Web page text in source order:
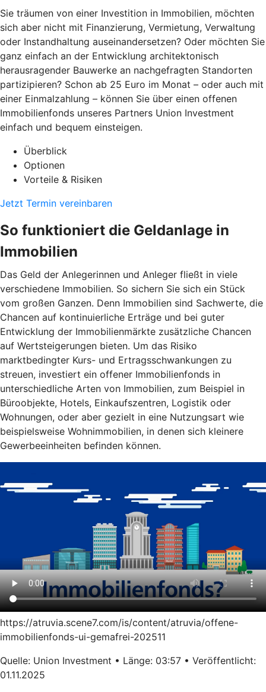
Sie träumen von einer Investition in Immobilien, möchten
sich aber nicht mit Finanzierung, Vermietung, Verwaltung
oder Instandhaltung auseinandersetzen? Oder möchten Sie
ganz einfach an der Entwicklung architektonisch
herausragender Bauwerke an nachgefragten Standorten
partizipieren? Schon ab 25 Euro im Monat – oder auch mit
einer Einmalzahlung – können Sie über einen offenen
Immobilienfonds unseres Partners Union Investment
einfach und bequem einsteigen.
Überblick
Optionen
Vorteile & Risiken
Jetzt Termin vereinbaren
So funktioniert die Geldanlage in
Immobilien
Das Geld der Anlegerinnen und Anleger fließt in viele
verschiedene Immobilien. So sichern Sie sich ein Stück
vom großen Ganzen. Denn Immobilien sind Sachwerte, die
Chancen auf kontinuierliche Erträge und bei guter
Entwicklung der Immobilienmärkte zusätzliche Chancen
auf Wertsteigerungen bieten. Um das Risiko
marktbedingter Kurs- und Ertragsschwankungen zu
streuen, investiert ein offener Immobilienfonds in
unterschiedliche Arten von Immobilien, zum Beispiel in
Büroobjekte, Hotels, Einkaufszentren, Logistik oder
Wohnungen, oder aber gezielt in eine Nutzungsart wie
beispielsweise Wohnimmobilien, in denen sich kleinere
Gewerbeeinheiten befinden können.
https://atruvia.scene7.com/is/content/atruvia/offene-
immobilienfonds-ui-gemafrei-202511
Quelle: Union Investment • Länge: 03:57 • Veröffentlicht:
01.11.2025